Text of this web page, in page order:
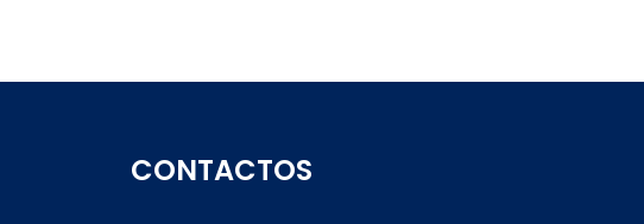
CONTACTOS